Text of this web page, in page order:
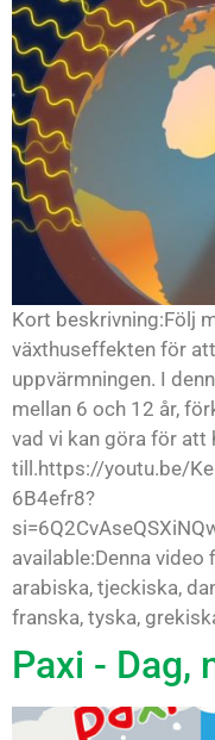
Kort beskrivning:Följ
växthuseffekten för
uppvärmningen. I
mellan 6 och 12 år,
vad vi kan göra för att
till.https://youtu.be/
6B4efr8?
available:Denna
arabiska, tjeckiska,
franska, tyska,
Paxi - Dag,